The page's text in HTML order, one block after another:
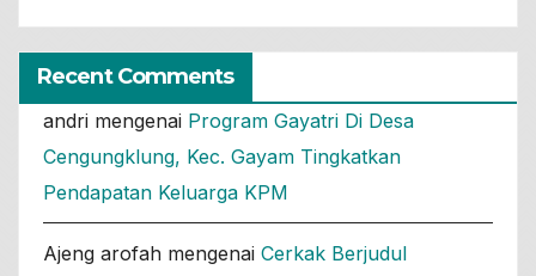
Recent Comments
andri mengenai Program Gayatri Di Desa
Cengungklung, Kec. Gayam Tingkatkan
Pendapatan Keluarga KPM
Ajeng arofah mengenai Cerkak Berjudul